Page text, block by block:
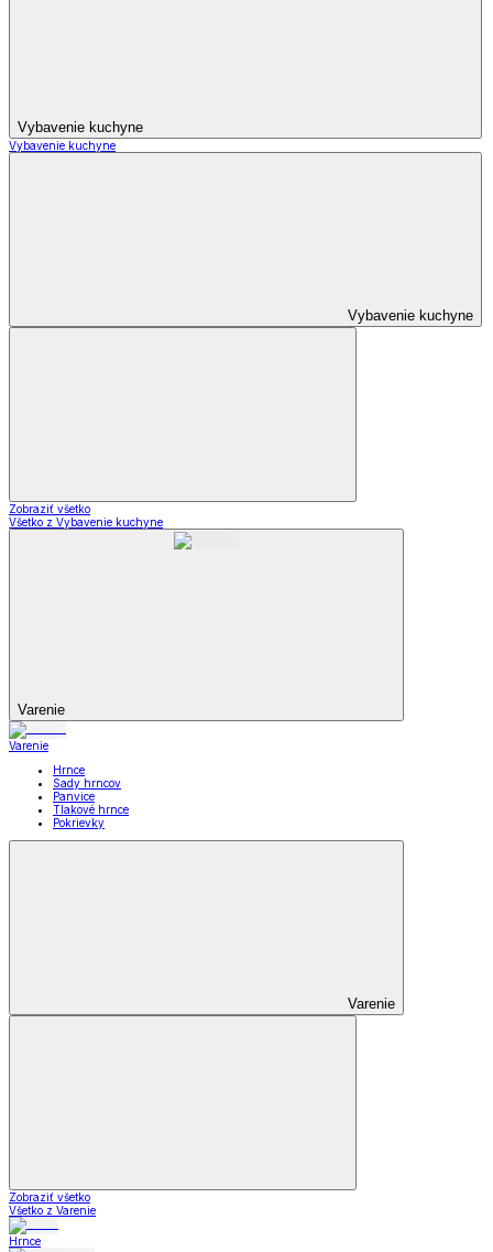
Vybavenie kuchyne
Vybavenie kuchyne
Vybavenie kuchyne
Zobraziť všetko
Všetko z Vybavenie kuchyne
Varenie
Varenie
Hrnce
Sady hrncov
Panvice
Tlakové hrnce
Pokrievky
Varenie
Zobraziť všetko
Všetko z Varenie
Hrnce